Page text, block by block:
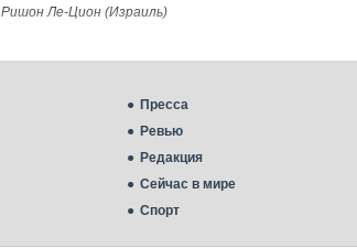
Ришон Ле-Цион (Израиль)
Пресса
Ревью
Редакция
Сейчас в мире
Спорт